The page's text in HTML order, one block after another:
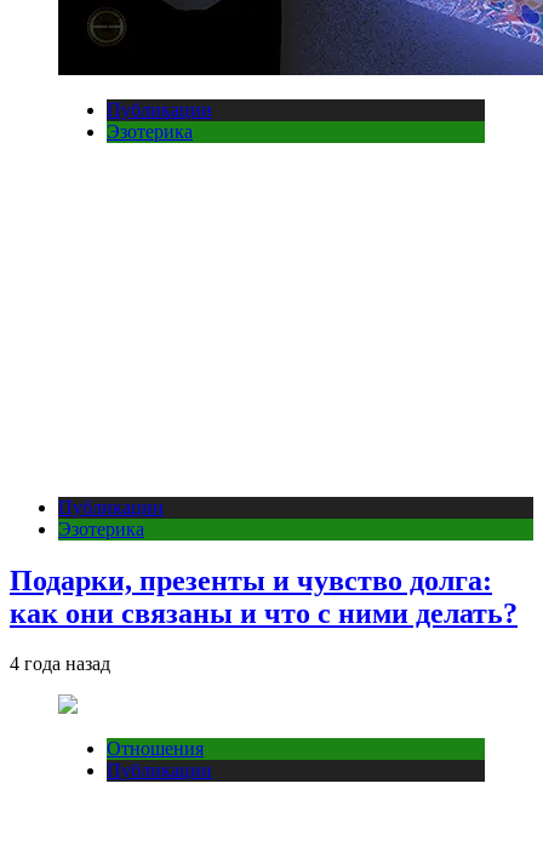
Публикации
Эзотерика
Публикации
Эзотерика
Подарки, презенты и чувство долга:
как они связаны и что с ними делать?
4 года назад
Отношения
Публикации